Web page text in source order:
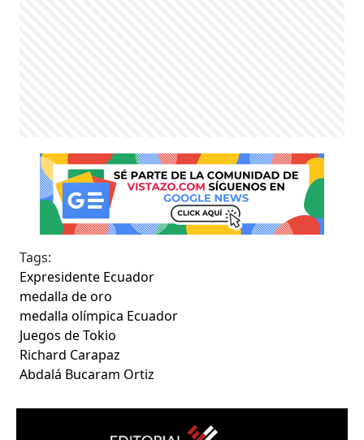
Tags:
Expresidente Ecuador
medalla de oro
medalla olímpica Ecuador
Juegos de Tokio
Richard Carapaz
Abdalá Bucaram Ortiz